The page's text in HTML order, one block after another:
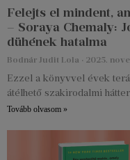
Felejts el mindent,
– Soraya Chemaly:
dühének hatalma
Bodnár Judit Lola 2025.
Ezzel a könyvvel évek
átélhető szakirodalmi
Tovább olvasom »